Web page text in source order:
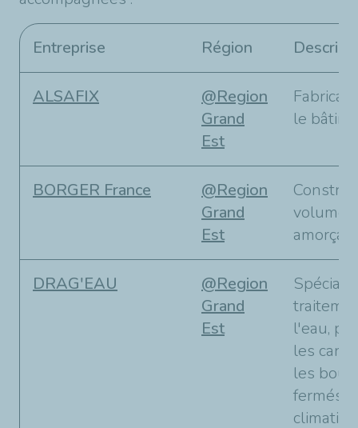
Entreprise Région
ALSAFIX
@Region
Grand
Est
le
BORGER France
@Region
Grand
Est
DRAG'EAU
@Region
Grand
Est
l'eau,
les
les
fermés